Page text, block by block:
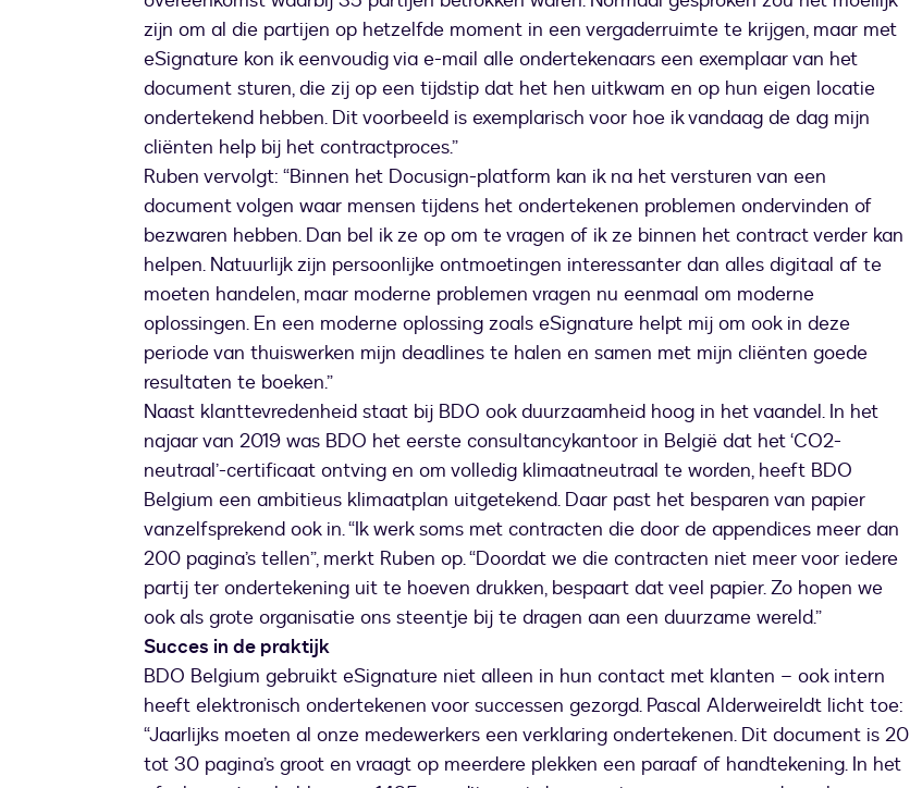
zijn om al die partijen op hetzelfde moment in een vergaderruimte te krijgen, maar met
eSignature kon ik eenvoudig via e-mail alle ondertekenaars een exemplaar van het
document sturen, die zij op een tijdstip dat het hen uitkwam en op hun eigen locatie
ondertekend hebben. Dit voorbeeld is exemplarisch voor hoe ik vandaag de dag mijn
cliënten help bij het contractproces.”
Ruben vervolgt: “Binnen het Docusign-platform kan ik na het versturen van een
document volgen waar mensen tijdens het ondertekenen problemen ondervinden of
bezwaren hebben. Dan bel ik ze op om te vragen of ik ze binnen het contract verder kan
helpen. Natuurlijk zijn persoonlijke ontmoetingen interessanter dan alles digitaal af te
moeten handelen, maar moderne problemen vragen nu eenmaal om moderne
oplossingen. En een moderne oplossing zoals eSignature helpt mij om ook in deze
periode van thuiswerken mijn deadlines te halen en samen met mijn cliënten goede
resultaten te boeken.”
Naast klanttevredenheid staat bij BDO ook duurzaamheid hoog in het vaandel. In het
najaar van 2019 was BDO het eerste consultancykantoor in België dat het ‘CO2-
neutraal’-certificaat ontving en om volledig klimaatneutraal te worden, heeft BDO
Belgium een ambitieus klimaatplan uitgetekend. Daar past het besparen van papier
vanzelfsprekend ook in. “Ik werk soms met contracten die door de appendices meer dan
200 pagina’s tellen”, merkt Ruben op. “Doordat we die contracten niet meer voor iedere
partij ter ondertekening uit te hoeven drukken, bespaart dat veel papier. Zo hopen we
ook als grote organisatie ons steentje bij te dragen aan een duurzame wereld.”
Succes in de praktijk
BDO Belgium gebruikt eSignature niet alleen in hun contact met klanten – ook intern
heeft elektronisch ondertekenen voor successen gezorgd. Pascal Alderweireldt licht toe:
“Jaarlijks moeten al onze medewerkers een verklaring ondertekenen. Dit document is 20
tot 30 pagina’s groot en vraagt op meerdere plekken een paraaf of handtekening. In het